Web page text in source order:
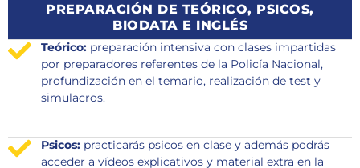
PREPARACIÓN DE TEÓRICO, PSICOS,
BIODATA E INGLÉS
Teórico: preparación intensiva con clases impartidas
por preparadores referentes de la Policía Nacional,
profundización en el temario, realización de test y
simulacros.
Psicos: practicarás psicos en clase y además podrás
acceder a vídeos explicativos y material extra en la